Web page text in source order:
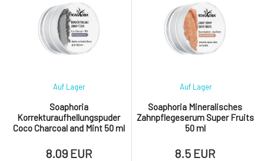
Entzündungen und erfrischt
den Atem. Enthält grüne
Tonerde von Argital, die die
Zähne dank ihrer hohen
Absorptions
schützt das Zahnfleisch vor
Entzündungen. Grüne Tonerde
ist in der Zahnpasta in Form
eines Gels enthalten, bzw.
kolloidale Lösung. Di
Soaphoria
Korrekturaufhellungspuder
Coco Charcoal and Mint 50 ml
Auf Lager
8.09 EUR
Soaphoria Mineralisches
Zahnpflegeserum Super Fruits
50 ml
Auf Lager
8.5 EUR